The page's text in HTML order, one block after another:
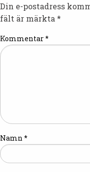
Din e-postadress
fält är märkta *
Kommentar*
Namn *